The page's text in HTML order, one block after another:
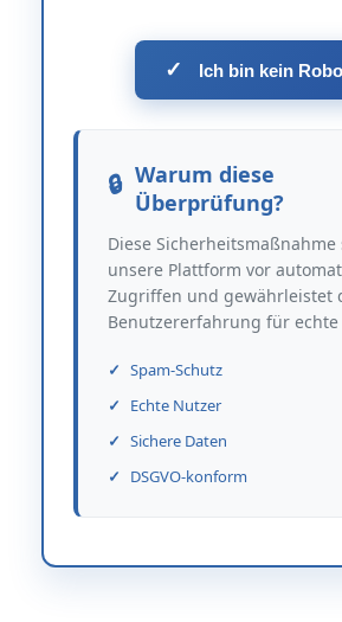
✓ Ich bin kein
Warum diese
Überprüfung?
Diese
unsere Plattform vor
Zugriffen und gewährleistet
Benutzererfahrung für echte
Spam-Schutz
Echte Nutzer
Sichere Daten
DSGVO-konform